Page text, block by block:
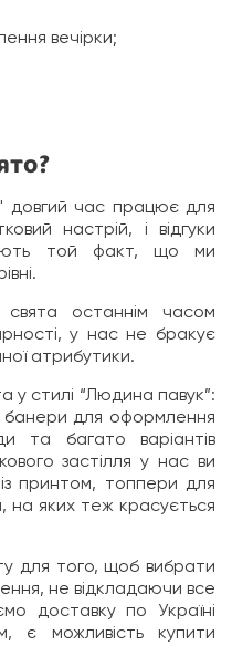
вечірки;
довгий час працює для
настрій, і відгуки
той факт, що ми
свята останнім часом
у нас не бракує
атрибутики.
у стилі “Людина павук”:
банери для оформлення
та багато варіантів
застілля у нас ви
принтом, топпери для
на яких теж красується
для того, щоб вибрати
не відкладаючи все
доставку по Україні
є можливість купити